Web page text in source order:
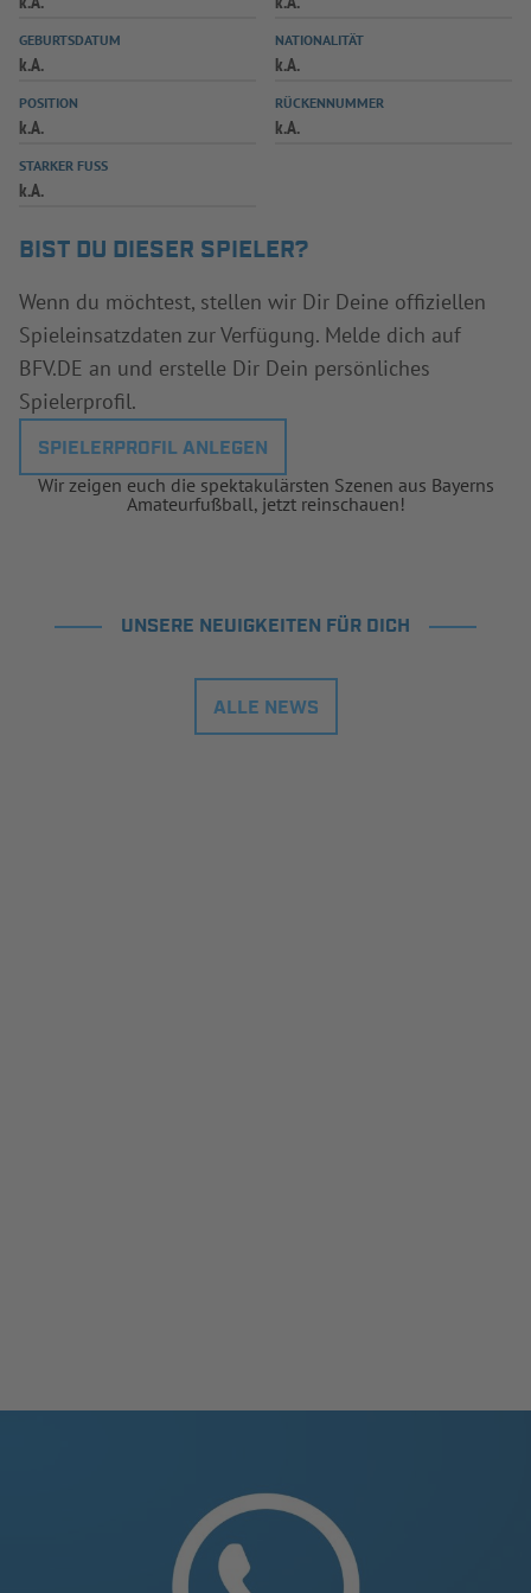
SPIELPLUS
GEBURTSDATUM
k.A.
NATIONALITÄT
k.A.
POSITION
k.A.
RÜCKENNUMMER
k.A.
STARKER FUSS
k.A.
BIST DU DIESER SPIELER?
Wenn du möchtest, stellen wir Dir Deine offiziellen
Spieleinsatzdaten zur Verfügung. Melde dich auf
BFV.DE an und erstelle Dir Dein persönliches
Spielerprofil.
SPIELERPROFIL ANLEGEN
Wir zeigen euch die spektakulärsten Szenen aus Bayerns
Amateurfußball, jetzt reinschauen!
UNSERE NEUIGKEITEN FÜR DICH
ALLE NEWS